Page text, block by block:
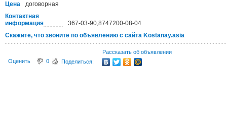
Цена
договорная
Контактная
информация
367-03-90,8747200-08-04
Скажите, что звоните по объявлению с сайта Kostanay.asia
Рассказать об объявлении
Оценить
0 Поделиться: